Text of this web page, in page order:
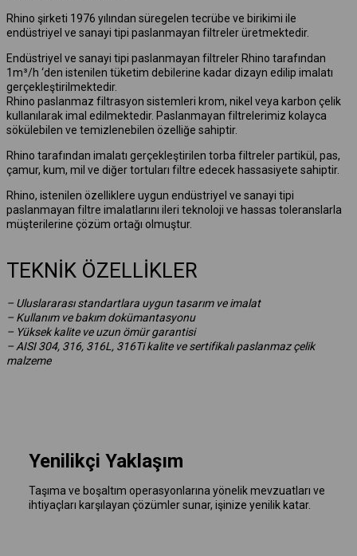
Rhino şirketi 1976 yılından süregelen tecrübe ve birikimi ile
endüstriyel ve sanayi tipi paslanmayan filtreler üretmektedir.
Endüstriyel ve sanayi tipi paslanmayan filtreler Rhino tarafından
1m³/h ‘den istenilen tüketim debilerine kadar dizayn edilip imalatı
gerçekleştirilmektedir.
Rhino paslanmaz filtrasyon sistemleri krom, nikel veya karbon çelik
kullanılarak imal edilmektedir. Paslanmayan filtrelerimiz kolayca
sökülebilen ve temizlenebilen özelliğe sahiptir.
Rhino tarafından imalatı gerçekleştirilen torba filtreler partikül, pas,
çamur, kum, mil ve diğer tortuları filtre edecek hassasiyete sahiptir.
Rhino, istenilen özelliklere uygun endüstriyel ve sanayi tipi
paslanmayan filtre imalatlarını ileri teknoloji ve hassas toleranslarla
müşterilerine çözüm ortağı olmuştur.
TEKNİK ÖZELLİKLER
– Uluslararası standartlara uygun tasarım ve imalat
– Kullanım ve bakım dokümantasyonu
– Yüksek kalite ve uzun ömür garantisi
– AISI 304, 316, 316L, 316Ti kalite ve sertifikalı paslanmaz çelik
malzeme
Yenilikçi Yaklaşım
Taşıma ve boşaltım operasyonlarına yönelik mevzuatları ve
ihtiyaçları karşılayan çözümler sunar, işinize yenilik katar.